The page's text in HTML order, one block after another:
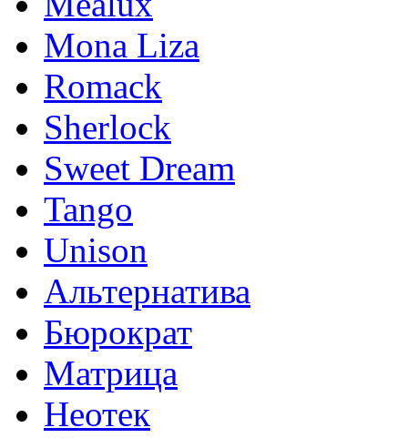
Mona Liza
Romack
Sherlock
Sweet Dream
Tango
Unison
Альтернатива
Бюрократ
Матрица
Неотек